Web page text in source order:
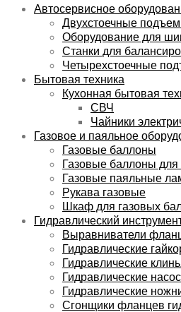
Автосервисное
Двухстоечные
Оборудование для
Станки для
Четырехстоечные
Бытовая техника
Кухонная бытовая
СВЧ
Чайники
Газовое и паяльное
Газовые баллоны
Газовые баллоны для
Газовые паяльные
Рукава газовые
Шкаф для газовых
Гидравлический
Выравниватели
Гидравлические
Гидравлические
Гидравлические
Гидравлические
Сгонщики фланцев